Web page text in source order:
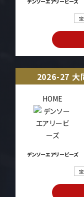
2026-27 大
HOME
デンソーエアリービーズ